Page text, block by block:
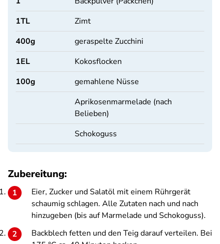
1TL
Zimt
400g
geraspelte Zucchini
1EL
Kokosflocken
100g
gemahlene Nüsse
Aprikosenmarmelade (nach
Belieben)
Schokoguss
Zubereitung:
Eier, Zucker und Salatöl mit einem Rührgerät
schaumig schlagen. Alle Zutaten nach und nach
hinzugeben (bis auf Marmelade und Schokoguss).
Backblech fetten und den Teig darauf verteilen. Bei